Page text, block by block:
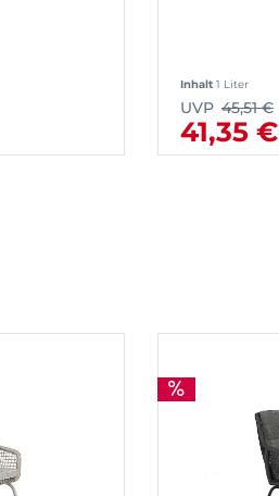
Inhalt 1 Liter
UVP 45,51 €
41,35 €